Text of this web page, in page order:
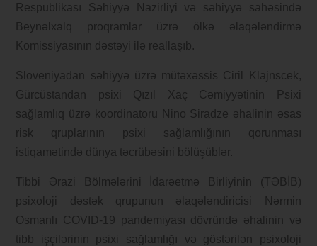
Respublikası Səhiyyə Nazirliyi və səhiyyə sahəsində
Beynəlxalq proqramlar üzrə ölkə əlaqələndirmə
Komissiyasının dəstəyi ilə reallaşıb.
Sloveniyadan səhiyyə üzrə mütəxəssis Ciril Klajnscek,
Gürcüstandan psixi Qızıl Xaç Cəmiyyətinin Psixi
sağlamlıq üzrə koordinatoru Nino Siradze əhalinin əsas
risk qruplarının psixi sağlamlığının qorunması
istiqamətində dünya təcrübəsini bölüşüblər.
Tibbi Ərazi Bölmələrini İdarəetmə Birliyinin (TƏBİB)
psixoloji dəstək qrupunun əlaqələndiricisi Nərmin
Osmanlı COVID-19 pandemiyası dövründə əhalinin və
tibb işçilərinin psixi sağlamlığı və göstərilən psixoloji